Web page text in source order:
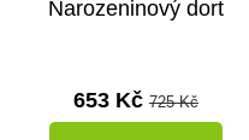
Narozeninový dort
653 Kč 725 Kč